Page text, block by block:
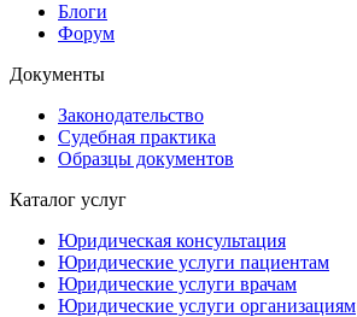
Блоги
Форум
Документы
Законодательство
Судебная практика
Образцы документов
Каталог услуг
Юридическая консультация
Юридические услуги пациентам
Юридические услуги врачам
Юридические услуги организациям